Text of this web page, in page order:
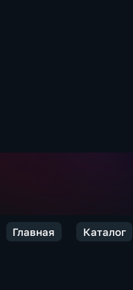
Главная Каталог